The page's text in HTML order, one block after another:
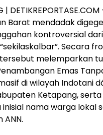
|
Barat mendadak
kontroversial
Secara
melemparkan
Emas
di wilayah Indotani
Ketapang,
nama warga lokal
ANN.